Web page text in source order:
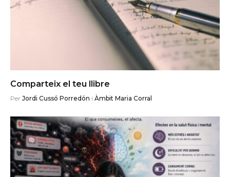
Comparteix el teu llibre
Per Jordi Cussó Porredón i Àmbit Maria Corral